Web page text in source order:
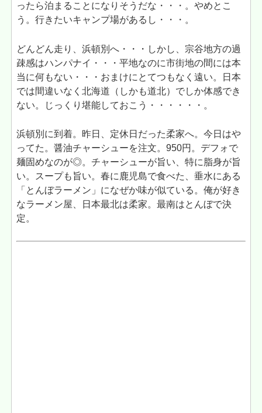
ったら泊まることになりそうだな・・・。やめとこ
う。行きたいキャンプ場があるし・・・。
どんどん走り、浜頓別へ・・・しかし、宗谷地方の過
疎感はハンパナイ・・・平地なのに市街地の間には本
当に何もない・・・おまけにとてつもなく遠い。日本
では間違いなく北海道（しかも道北）でしか体感でき
ない。じっくり堪能しておこう・・・・・・。
浜頓別に到着。昨日、定休日だった柔家へ。今日はや
ってた。醤油チャーシューを注文。950円。デフォで
麺固めなのが◎。チャーシューが旨い、特に脂身が旨
い。スープも旨い。春に鹿児島で食べた、垂水にある
「とんぼラーメン」になぜか味が似ている。俺が好き
なラーメン屋、日本最北は柔家。最南はとんぼで決
定。